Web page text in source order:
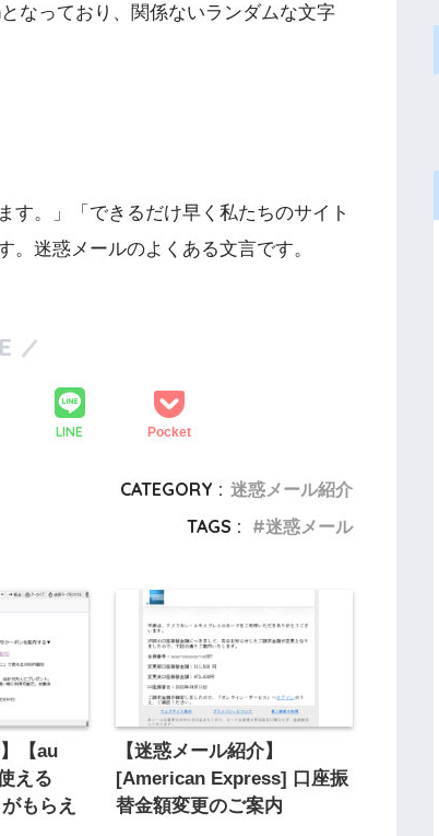
なっており、関係ないランダムな文字
。」「できるだけ早く私たちのサイト
迷惑メールのよくある文言です。
LINE Pocket
CATEGORY : 迷惑メール紹介
TAGS :
迷惑メール
【au
える
もらえ
【迷惑メール紹介】
[American Express] 口座振
替金額変更のご案内